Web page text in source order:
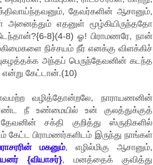
தேவர்களின் ஆசானும்,
எதனுள் மூழ்கியிருந்ததோ
8}(4-8) ஓ! பிராமணரே, நான்
நிச்சயம் நீர் எனக்கு விளக்கிச்
அந்தப் பெருந்தேவனின் கடந்த
கேட்டான்.(10)
வழித்தோன்றலே, நாராயணனின்
நீ உண்மையில் உன் குலத்துக்குத்
சக்தி குறித்து ஸ்ருதிகளில்
கேட்ட பிராமணர்களிடம் இருந்து நாங்கள்
மகனும், எழில்மிகு ஆசானும்,
{வியாசர்}, மனத்தைக் குவித்து